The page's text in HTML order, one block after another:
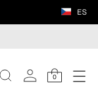
ES
0